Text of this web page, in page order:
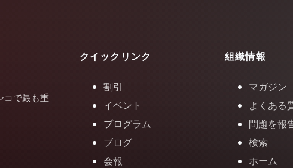
コで最も重
クイックリンク
割引
イベント
プログラム
ブログ
会報
組織情報
マガジン
よくある
問題を報
検索
ホーム